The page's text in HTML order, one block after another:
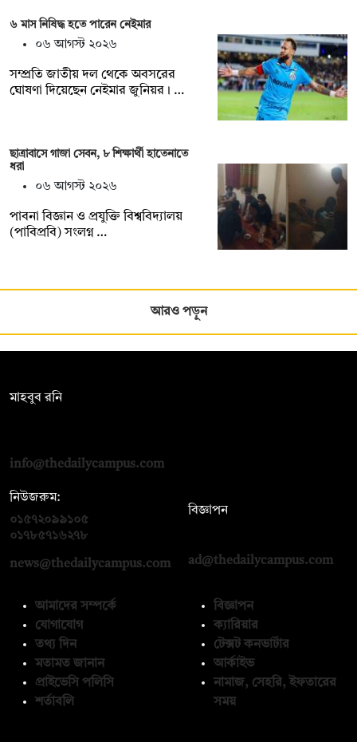
৬ মাস নিষিদ্ধ হতে পারেন নেইমার
০৬ আগস্ট ২০২৬
সম্প্রতি জাতীয় দল থেকে অবসরের
ঘোষণা দিয়েছেন নেইমার জুনিয়র। …
ছাত্রাবাসে গাজা সেবন, ৮ শিক্ষার্থী হাতেনাতে
ধরা
০৬ আগস্ট ২০২৬
পাবনা বিজ্ঞান ও প্রযুক্তি বিশ্ববিদ্যালয়
(পাবিপ্রবি) সংলগ্ন …
আরও পড়ুন
মাহবুব রনি
info@thedailycampus.com
নিউজরুম:
০১৫৭২০৯৯১০৫
০১৭৮৫৭১৬২৭৮
news@thedailycampus.com
বিজ্ঞাপন
ad@thedailycampus.com
আমাদের সম্পর্কে
যোগাযোগ
তথ্য দিন
মতামত জানান
প্রাইভেসি পলিসি
শর্তাবলি
বিজ্ঞাপন
ক্যারিয়ার
টেক্সট কনভার্টার
আর্কাইভ
নামাজ, সেহরি, ইফতারের
সময়